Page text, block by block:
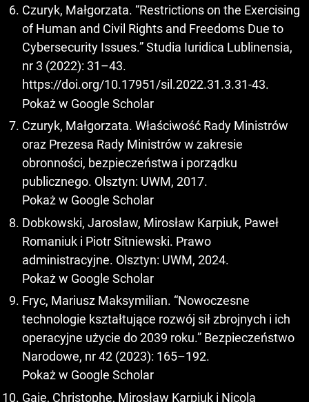
Czuryk, Małgorzata. “Restrictions on the Exercising
of Human and Civil Rights and Freedoms Due to
Cybersecurity Issues.” Studia Iuridica Lublinensia,
nr 3 (2022): 31–43.
https://doi.org/10.17951/sil.2022.31.3.31-43.
Pokaż w Google Scholar
Czuryk, Małgorzata. Właściwość Rady Ministrów
oraz Prezesa Rady Ministrów w zakresie
obronności, bezpieczeństwa i porządku
publicznego. Olsztyn: UWM, 2017.
Pokaż w Google Scholar
Dobkowski, Jarosław, Mirosław Karpiuk, Paweł
Romaniuk i Piotr Sitniewski. Prawo
administracyjne. Olsztyn: UWM, 2024.
Pokaż w Google Scholar
Fryc, Mariusz Maksymilian. “Nowoczesne
technologie kształtujące rozwój sił zbrojnych i ich
operacyjne użycie do 2039 roku.” Bezpieczeństwo
Narodowe, nr 42 (2023): 165–192.
Pokaż w Google Scholar
Gaie, Christophe, Mirosław Karpiuk i Nicola